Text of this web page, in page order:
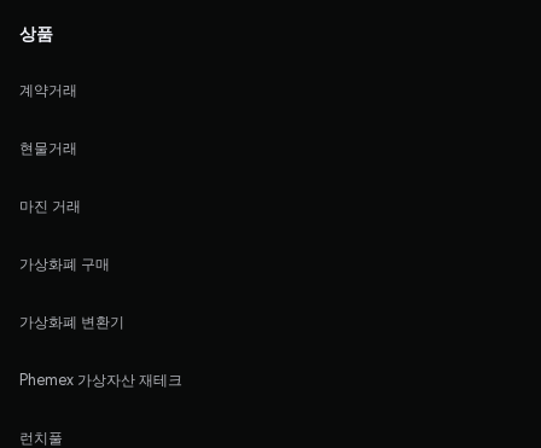
상품
계약거래
현물거래
마진 거래
가상화폐 구매
가상화폐 변환기
Phemex 가상자산 재테크
런치풀